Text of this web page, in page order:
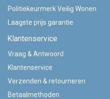
Politiekeurmerk Veilig Wonen
Laagste prijs garantie
Klantenservice
Vraag & Antwoord
Klantenservice
Verzenden & retourneren
Betaalmethoden